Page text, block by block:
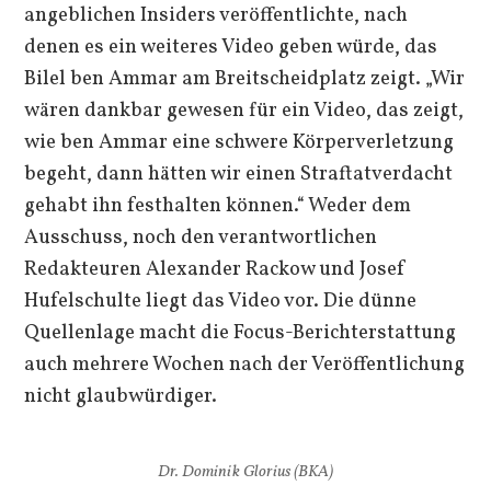
angeblichen Insiders veröffentlichte, nach
denen es ein weiteres Video geben würde, das
Bilel ben Ammar am Breitscheidplatz zeigt. „Wir
wären dankbar gewesen für ein Video, das zeigt,
wie ben Ammar eine schwere Körperverletzung
begeht, dann hätten wir einen Straftatverdacht
gehabt ihn festhalten können.“ Weder dem
Ausschuss, noch den verantwortlichen
Redakteuren Alexander Rackow und Josef
Hufelschulte liegt das Video vor. Die dünne
Quellenlage macht die Focus-Berichterstattung
auch mehrere Wochen nach der Veröffentlichung
nicht glaubwürdiger.
Dr. Dominik Glorius (BKA)